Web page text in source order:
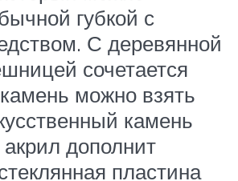
губкой с
С деревянной
сочетается
можно взять
камень
дополнит
пластина